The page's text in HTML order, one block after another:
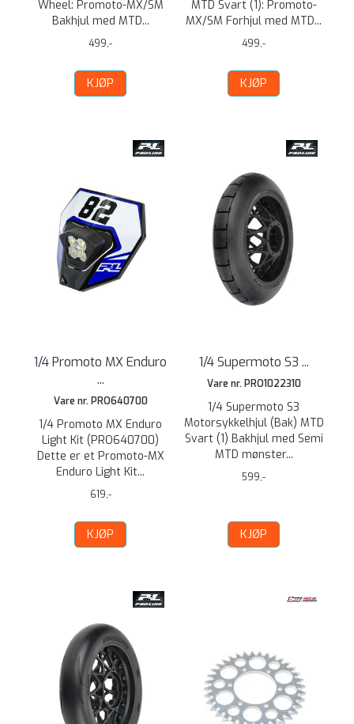
Wheel: Promoto-MX/SM
Bakhjul med MTD...
499,-
KJØP
MTD Svart (1): Promoto-
MX/SM Forhjul med MTD...
499,-
KJØP
1/4 Promoto MX Enduro
...
Vare nr. PRO640700
1/4 Promoto MX Enduro
Light Kit (PRO640700)
Dette er et Promoto-MX
Enduro Light Kit...
619,-
KJØP
1/4 Supermoto S3 ...
Vare nr. PRO1022310
1/4 Supermoto S3
Motorsykkelhjul (Bak) MTD
Svart (1) Bakhjul med Semi
MTD mønster...
599,-
KJØP